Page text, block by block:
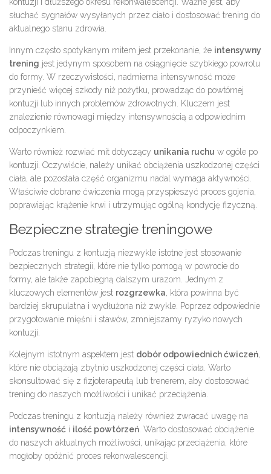
słuchać sygnałów wysyłanych przez ciało i dostosować trening do
aktualnego stanu zdrowia.
Innym często spotykanym mitem jest przekonanie, że intensywny
trening jest jedynym sposobem na osiągnięcie szybkiego powrotu
do formy. W rzeczywistości, nadmierna intensywność może
przynieść więcej szkody niż pożytku, prowadząc do powtórnej
kontuzji lub innych problemów zdrowotnych. Kluczem jest
znalezienie równowagi między intensywnością a odpowiednim
odpoczynkiem.
Warto również rozwiać mit dotyczący unikania ruchu w ogóle po
kontuzji. Oczywiście, należy unikać obciążenia uszkodzonej części
ciała, ale pozostała część organizmu nadal wymaga aktywności.
Właściwie dobrane ćwiczenia mogą przyspieszyć proces gojenia,
poprawiając krążenie krwi i utrzymując ogólną kondycję fizyczną.
Bezpieczne strategie treningowe
Podczas treningu z kontuzją niezwykle istotne jest stosowanie
bezpiecznych strategii, które nie tylko pomogą w powrocie do
formy, ale także zapobiegną dalszym urazom. Jednym z
kluczowych elementów jest rozgrzewka , która powinna być
bardziej skrupulatna i wydłużona niż zwykle. Poprzez odpowiednie
przygotowanie mięśni i stawów, zmniejszamy ryzyko nowych
kontuzji.
Kolejnym istotnym aspektem jest dobór odpowiednich ćwiczeń
które nie obciążają zbytnio uszkodzonej części ciała. Warto
skonsultować się z fizjoterapeutą lub trenerem, aby dostosować
trening do naszych możliwości i unikać przeciążenia.
Podczas treningu z kontuzją należy również zwracać uwagę na
intensywność i ilość powtórzeń. Warto dostosować obciążenie
do naszych aktualnych możliwości, unikając przeciążenia, które
mogłoby opóźnić proces rekonwalescencji.